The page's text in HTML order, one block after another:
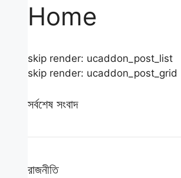
Home
skip render: ucaddon_post_list
skip render: ucaddon_post_grid
সর্বশেষ সংবাদ
রাজনীতি